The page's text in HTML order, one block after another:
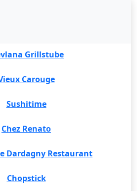
Grillstube
Carouge
Sushitime
Chez Renato
Dardagny Restaurant
Chopstick